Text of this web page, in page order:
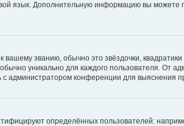
язык. Дополнительную информацию вы можете
званию, обычно это звёздочки,
уникально для каждого пользователя. От
с администратором конференции для выяснения
определённых пользователей: